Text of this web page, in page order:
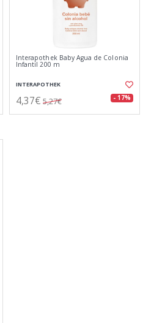
Interapothek Baby Agua de Colonia
Infantil 200 m
INTERAPOTHEK
4,37€ 5,27€ - 17%